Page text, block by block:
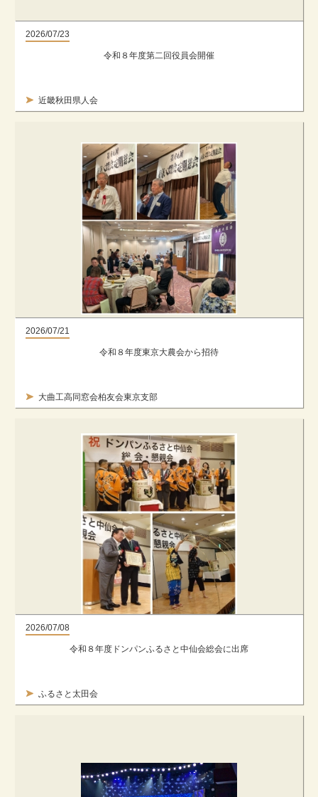
2026/07/23
近畿秋田県人会
令和８年度第二回役員会開催
2026/07/21
大曲工高同窓会柏友会東京支部
令和８年度東京大農会から招待
2026/07/08
ふるさと太田会
令和８年度ドンパンふるさと中仙会総会に出席